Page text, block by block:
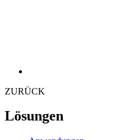
ZURÜCK
Lösungen